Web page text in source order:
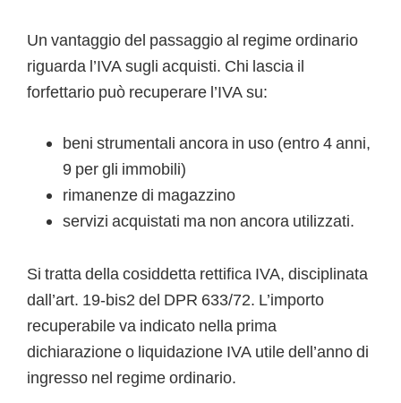
Un vantaggio del passaggio al regime ordinario
riguarda l’IVA sugli acquisti. Chi lascia il
forfettario può recuperare l’IVA su:
beni strumentali ancora in uso (entro 4 anni,
9 per gli immobili)
rimanenze di magazzino
servizi acquistati ma non ancora utilizzati.
Si tratta della cosiddetta rettifica IVA, disciplinata
dall’art. 19-bis2 del DPR 633/72. L’importo
recuperabile va indicato nella prima
dichiarazione o liquidazione IVA utile dell’anno di
ingresso nel regime ordinario.